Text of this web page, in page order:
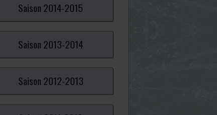
Saison 2014-2015
Saison 2013-2014
Saison 2012-2013